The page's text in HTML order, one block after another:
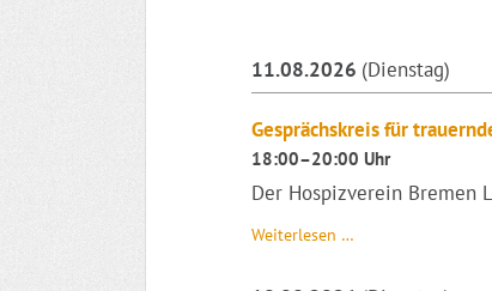
11.08.2026 (Dienstag)
Gesprächskreis für
18:00–20:00 Uhr
Der Hospizverein Bremen
Weiterlesen …